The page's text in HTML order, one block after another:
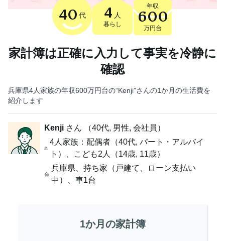
40 代 4 人
暮らし
年収
600
万円台
家計簿は正確に入力して事実を冷静に
確認
兵庫県4人家族の年収600万円台の“Kenji”さんの1か月の生活費を
紹介します
Kenji さん （40代, 男性, 会社員 ）
4人家族 ：配偶者（40代, パート・アルバイ
ト）、こども2人（14歳, 11歳）
兵庫県 、持ち家（戸建て、ローン支払い
中）
、車1台
1か月の家計簿